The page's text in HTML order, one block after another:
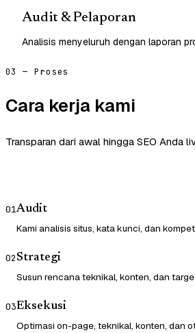
Audit & Pelaporan
Analisis menyeluruh dengan laporan
03 — Proses
Cara kerja kami
Transparan dari awal hingga SEO Anda
01Audit
Kami analisis situs, kata kunci, dan
02Strategi
Susun rencana teknikal, konten, dan
03Eksekusi
Optimasi on-page, teknikal, konten, dan